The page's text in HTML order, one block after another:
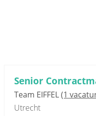
Senior
Team EIFFEL(1
Utrecht